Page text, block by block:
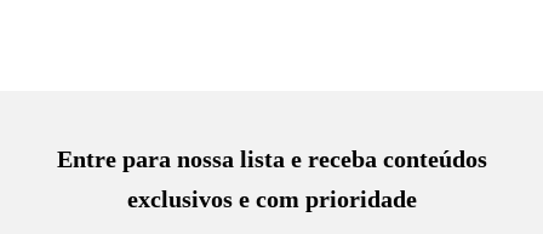
Entre para nossa lista e receba conteúdos
exclusivos e com prioridade